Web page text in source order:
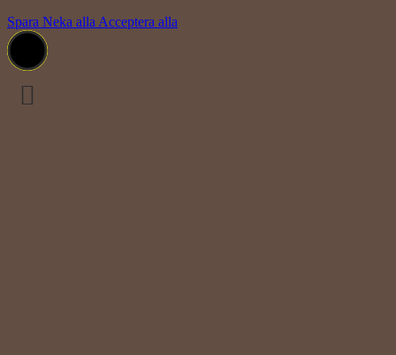
Spara Neka alla Acceptera alla